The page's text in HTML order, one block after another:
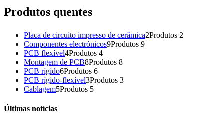
Produtos quentes
Placa de circuito impresso de cerâmica2Produtos 2
Componentes electrónicos9Produtos 9
PCB flexível4Produtos 4
Montagem de PCB8Produtos 8
PCB rígido6Produtos 6
PCB rígido-flexível3Produtos 3
Cablagem5Produtos 5
Últimas notícias